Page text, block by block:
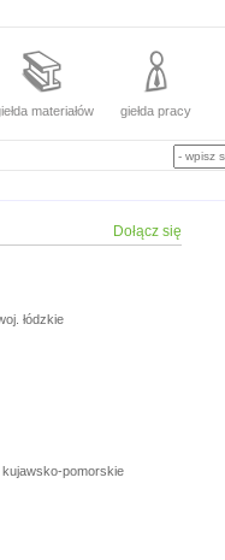
materiałów giełda pracy
Dołącz się
łódzkie
pomorskie